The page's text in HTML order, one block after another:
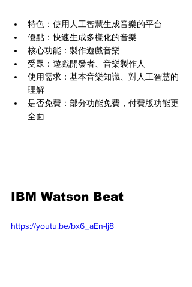
特色：使用人工智慧生成音樂的平台
優點：快速生成多樣化的音樂
核心功能：製作遊戲音樂
受眾：遊戲開發者、音樂製作人
使用需求：基本音樂知識、對人工智慧的
理解
是否免費：部分功能免費，付費版功能更
全面
IBM Watson Beat
https://youtu.be/bx6_aEn-Ij8